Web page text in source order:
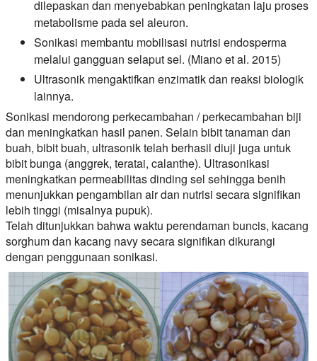
dilepaskan dan menyebabkan peningkatan laju proses
metabolisme pada sel aleuron.
Sonikasi membantu mobilisasi nutrisi endosperma
melalui gangguan selaput sel. (Miano et al. 2015)
Ultrasonik mengaktifkan enzimatik dan reaksi biologik
lainnya.
Sonikasi mendorong perkecambahan / perkecambahan biji
dan meningkatkan hasil panen. Selain bibit tanaman dan
buah, bibit buah, ultrasonik telah berhasil diuji juga untuk
bibit bunga (anggrek, teratai, calanthe). Ultrasonikasi
meningkatkan permeabilitas dinding sel sehingga benih
menunjukkan pengambilan air dan nutrisi secara signifikan
lebih tinggi (misalnya pupuk).
Telah ditunjukkan bahwa waktu perendaman buncis, kacang
sorghum dan kacang navy secara signifikan dikurangi
dengan penggunaan sonikasi.